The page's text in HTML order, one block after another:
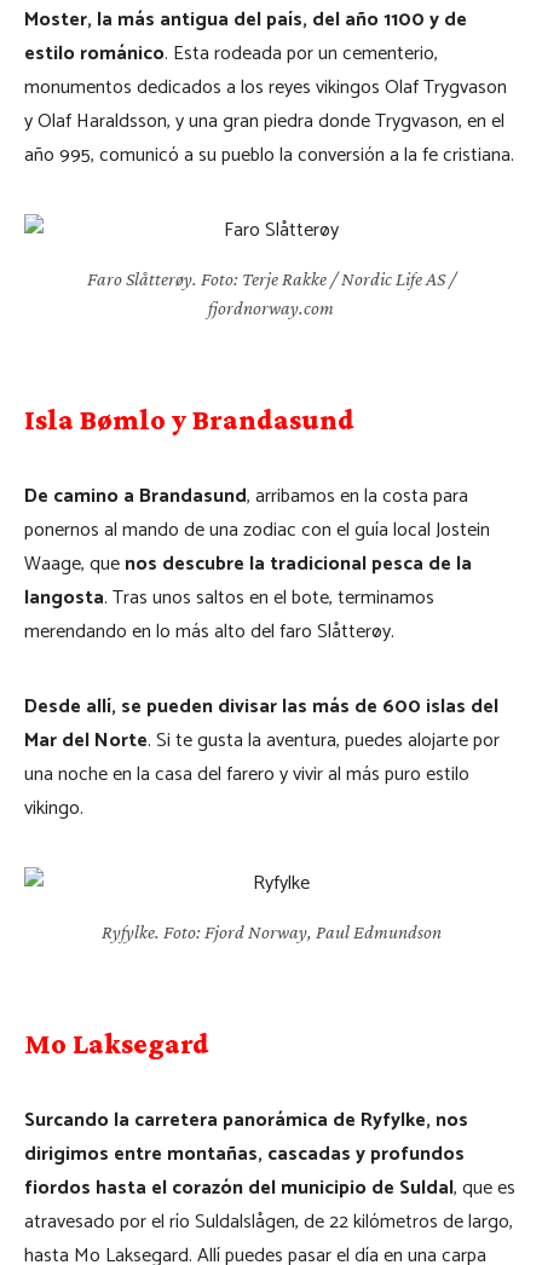
Moster, la más antigua del país, del año 1100 y de
estilo románico. Esta rodeada por un cementerio,
monumentos dedicados a los reyes vikingos Olaf Trygvason
y Olaf Haraldsson, y una gran piedra donde Trygvason, en el
año 995, comunicó a su pueblo la conversión a la fe cristiana.
Faro Slåtterøy. Foto: Terje Rakke / Nordic Life AS /
fjordnorway.com
Isla Bømlo y Brandasund
De camino a Brandasund, arribamos en la costa para
ponernos al mando de una zodiac con el guía local Jostein
Waage, quenos descubre la tradicional pesca de la
langosta. Tras unos saltos en el bote, terminamos
merendando en lo más alto del faro Slåtterøy.
Desde allí, se pueden divisar las más de 600 islas del
Mar del Norte. Si te gusta la aventura, puedes alojarte por
una noche en la casa del farero y vivir al más puro estilo
vikingo.
Ryfylke. Foto: Fjord Norway, Paul Edmundson
Mo Laksegard
Surcando la carretera panorámica de Ryfylke, nos
dirigimos entre montañas, cascadas y profundos
fiordos hasta el corazón del municipio de Suldal, que es
atravesado por el río Suldalslågen, de 22 kilómetros de largo,
hasta Mo Laksegard. Allí puedes pasar el día en una carpa